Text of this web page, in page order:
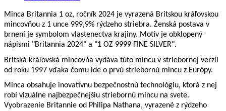
Minca Britannia 1 oz, ročník 2024 je vyrazená Britskou kráľovskou
mincovňou z 1 unce 999,9% rýdzeho striebra. Ženská postava v
brnení je symbolom vlastenectva krajiny. Motív je obklopený
nápismi "Britannia 2024" a "1 OZ 9999 FINE SILVER".
Britská kráľovská mincovňa vydáva túto mincu v striebornej verzii
od roku 1997 vďaka čomu ide o prvú striebornú mincu z Európy.
Minca obsahuje inovatívnu bezpečnostnú technológiu, ktorá z nej
robí vizuálne najbezpečnejšiu striebornú mincu na svete.
Vyobrazenie Britannie od Philipa Nathana, vyrazené z rýdzeho